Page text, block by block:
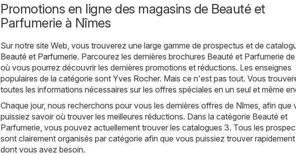
Promotions en ligne des magasins de Beauté et
Parfumerie à Nîmes
Sur notre site Web, vous trouverez une large gamme de prospectus et de
Beauté et Parfumerie. Parcourez les dernières brochures Beauté et Parfumerie
où vous pourrez découvrir les dernières promotions et réductions. Les enseignes
populaires de la catégorie sont Yves Rocher. Mais ce n'est pas tout. Vous
toutes les informations nécessaires sur les offres spéciales en un seul et même
Chaque jour, nous recherchons pour vous les dernières offres de Nîmes, afin que
puissiez savoir où trouver les meilleures réductions. Dans la catégorie Beauté et
Parfumerie, vous pouvez actuellement trouver les catalogues 3. Tous les
sont clairement organisés par catégorie afin que vous puissiez trouver
dont vous avez besoin.